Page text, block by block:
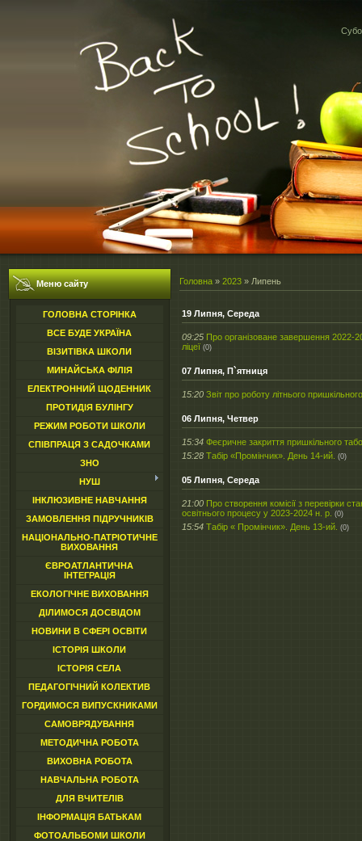
Меню сайту
ГОЛОВНА СТОРІНКА
ВСЕ БУДЕ УКРАЇНА
ВІЗИТІВКА ШКОЛИ
МИНАЙСЬКА ФІЛІЯ
ЕЛЕКТРОННИЙ ЩОДЕННИК
ПРОТИДІЯ БУЛІНГУ
РЕЖИМ РОБОТИ ШКОЛИ
СПІВПРАЦЯ З САДОЧКАМИ
ЗНО
НУШ
ІНКЛЮЗИВНЕ НАВЧАННЯ
ЗАМОВЛЕННЯ ПІДРУЧНИКІВ
НАЦІОНАЛЬНО-ПАТРІОТИЧНЕ
ВИХОВАННЯ
ЄВРОАТЛАНТИЧНА
ІНТЕГРАЦІЯ
ЕКОЛОГІЧНЕ ВИХОВАННЯ
ДІЛИМОСЯ ДОСВІДОМ
НОВИНИ В СФЕРІ ОСВІТИ
ІСТОРІЯ ШКОЛИ
ІСТОРІЯ СЕЛА
ПЕДАГОГІЧНИЙ КОЛЕКТИВ
ГОРДИМОСЯ ВИПУСКНИКАМИ
САМОВРЯДУВАННЯ
МЕТОДИЧНА РОБОТА
ВИХОВНА РОБОТА
НАВЧАЛЬНА РОБОТА
ДЛЯ ВЧИТЕЛІВ
ІНФОРМАЦІЯ БАТЬКАМ
ФОТОАЛЬБОМИ ШКОЛИ
Головна » 2023 » Липень
19 Липня, Середа
09:25 Про організоване завершення 2022-
ліцеї (0)
07 Липня, П`ятниця
15:20 Звіт про роботу літнього
06 Липня, Четвер
15:34 Феєричне закриття пришкільного
15:28 Табір «Промінчик». День 14-ий. (0)
05 Липня, Середа
21:00 Про створення комісії з перевірки
освітнього процесу у 2023-2024 н. р. (0)
15:54 Табір « Промінчик». День 13-ий. (0)